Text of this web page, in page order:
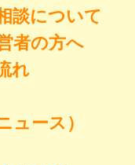
談について
者の方へ
れ
ュース）